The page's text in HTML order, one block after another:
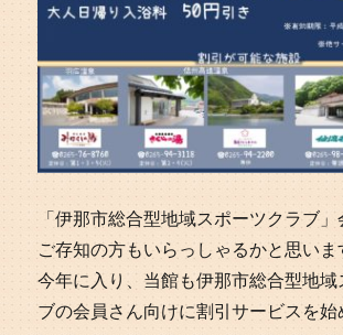
「伊那市総合型地域スポーツクラブ
ご存知の方もいらっしゃるかと思いま
今年に入り、当館も伊那市総合型地域
ブの会員さん向けに割引サービスを始